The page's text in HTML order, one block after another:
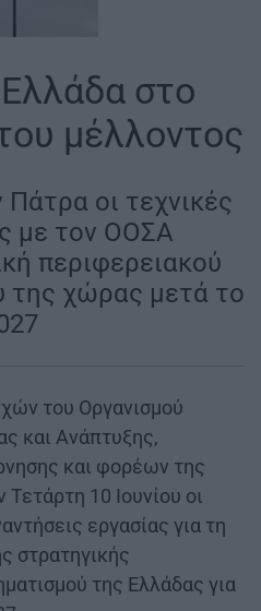
στο
μέλλοντος
οι τεχνικές
με τον ΟΟΣΑ
περιφερειακού
της χώρας μετά το
του Οργανισμού
και Ανάπτυξης,
και φορέων της
10 Ιουνίου οι
εργασίας για τη
στρατηγικής
της Ελλάδας για